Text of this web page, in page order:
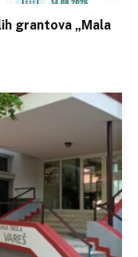
grantova „Mala